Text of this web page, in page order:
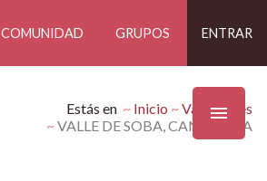
COMUNIDAD GRUPOS ENTRAR
Estás en Inicio
Vacaciones
VALLE DE SOBA, CANTABRIA